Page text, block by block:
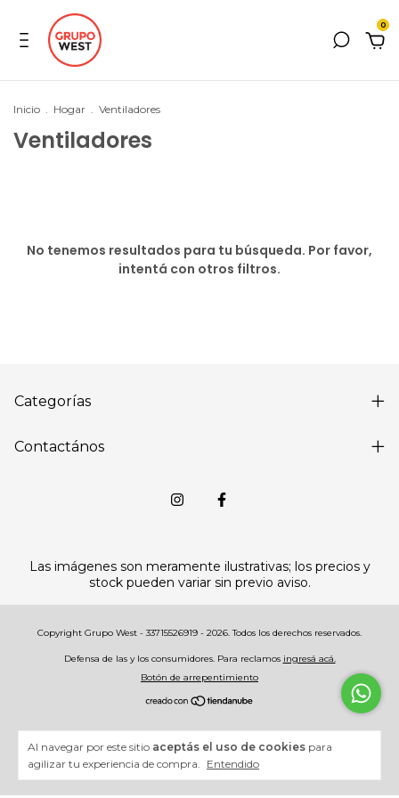
0
Al navegar por este sitio aceptás el uso de cookies para
agilizar tu experiencia de compra. Entendido
Inicio . Hogar . Ventiladores
Ventiladores
No tenemos resultados para tu búsqueda. Por favor,
intentá con otros filtros.
Categorías
Contactános
Las imágenes son meramente ilustrativas; los precios y
stock pueden variar sin previo aviso.
Copyright Grupo West - 33715526919 - 2026. Todos los derechos reservados.
Defensa de las y los consumidores. Para reclamos ingresá acá.
Botón de arrepentimiento